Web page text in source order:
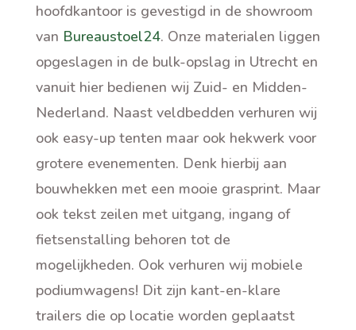
hoofdkantoor is gevestigd in de showroom
van Bureaustoel24. Onze materialen liggen
opgeslagen in de bulk-opslag in Utrecht en
vanuit hier bedienen wij Zuid- en Midden-
Nederland. Naast veldbedden verhuren wij
ook easy-up tenten maar ook hekwerk voor
grotere evenementen. Denk hierbij aan
bouwhekken met een mooie grasprint. Maar
ook tekst zeilen met uitgang, ingang of
fietsenstalling behoren tot de
mogelijkheden. Ook verhuren wij mobiele
podiumwagens! Dit zijn kant-en-klare
trailers die op locatie worden geplaatst